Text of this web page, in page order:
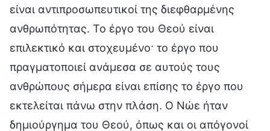
είναι αντιπροσωπευτικοί της διεφθαρμένης
ανθρωπότητας. Το έργο του Θεού είναι
επιλεκτικό και στοχευμένο· το έργο που
πραγματοποιεί ανάμεσα σε αυτούς τους
ανθρώπους σήμερα είναι επίσης το έργο που
εκτελείται πάνω στην πλάση. Ο Νώε ήταν
δημιούργημα του Θεού, όπως και οι απόγονοί